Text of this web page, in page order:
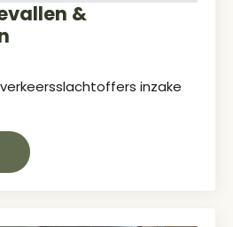
&
inzake